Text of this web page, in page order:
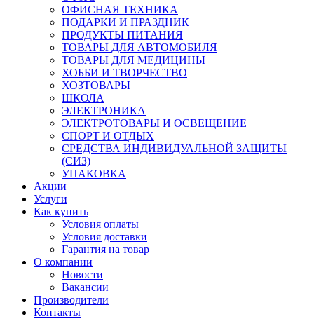
ОФИСНАЯ ТЕХНИКА
ПОДАРКИ И ПРАЗДНИК
ПРОДУКТЫ ПИТАНИЯ
ТОВАРЫ ДЛЯ АВТОМОБИЛЯ
ТОВАРЫ ДЛЯ МЕДИЦИНЫ
ХОББИ И ТВОРЧЕСТВО
ХОЗТОВАРЫ
ШКОЛА
ЭЛЕКТРОНИКА
ЭЛЕКТРОТОВАРЫ И ОСВЕЩЕНИЕ
СПОРТ И ОТДЫХ
СРЕДСТВА ИНДИВИДУАЛЬНОЙ ЗАЩИТЫ
(СИЗ)
УПАКОВКА
Акции
Услуги
Как купить
Условия оплаты
Условия доставки
Гарантия на товар
О компании
Новости
Вакансии
Производители
Контакты